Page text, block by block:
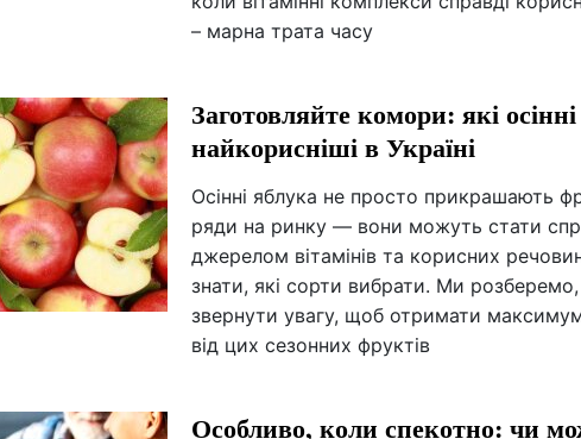
– марна трата часу
Заготовляйте комори: які
найкорисніші в Україні
Осінні яблука не просто прикрашають
ряди на ринку — вони можуть стати
джерелом вітамінів та корисних
знати, які сорти вибрати. Ми
звернути увагу, щоб отримати
від цих сезонних фруктів
Особливо, коли спекотно: чи